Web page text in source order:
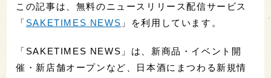
この記事は、無料のニュースリリース配信サービス
「 SAKETIMES NEWS 」を利用しています。
「SAKETIMES NEWS」は、新商品・イベント開
催・新店舗オープンなど、日本酒にまつわる新規情